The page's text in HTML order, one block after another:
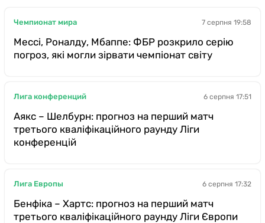
Чемпионат мира 7 серпня 19:58
Мессі, Роналду, Мбаппе: ФБР розкрило серію
погроз, які могли зірвати чемпіонат світу
Лига конференций 6 серпня 17:51
Аякс – Шелбурн: прогноз на перший матч
третього кваліфікаційного раунду Ліги
конференцій
Лига Европы 6 серпня 17:32
Бенфіка – Хартс: прогноз на перший матч
третього кваліфікаційного раунду Ліги Європи